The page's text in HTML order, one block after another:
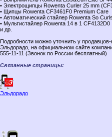
• Электрощипцы Rowenta Curler 25 mm
• Щипцы Rowenta CF3461F0 Premium Care
• Автоматический стайлер Rowenta So
• Мультистайлер Rowenta 14 в 1 CF4132D0
и др.
Подробности можно уточнить у
Эльдорадо, на официальном сайте
555-11-11 (Звонок по России бесплатный)
Связанные страницы:
Эльдорадо